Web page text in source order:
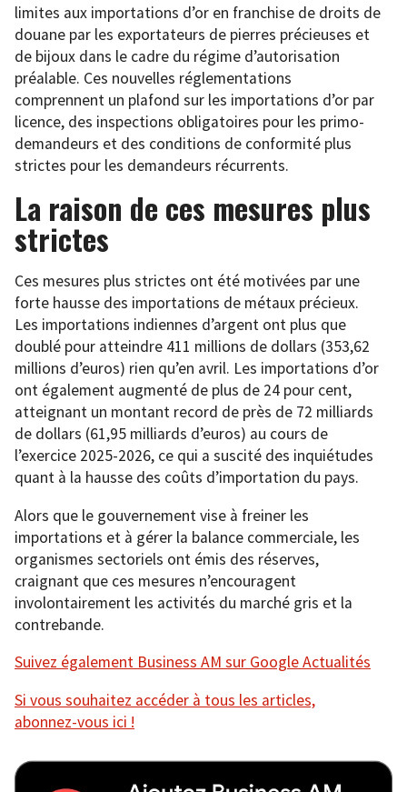
limites aux importations d’or en franchise de droits de
douane par les exportateurs de pierres précieuses et
de bijoux dans le cadre du régime d’autorisation
préalable. Ces nouvelles réglementations
comprennent un plafond sur les importations d’or par
licence, des inspections obligatoires pour les primo-
demandeurs et des conditions de conformité plus
strictes pour les demandeurs récurrents.
La raison de ces mesures plus
strictes
Ces mesures plus strictes ont été motivées par une
forte hausse des importations de métaux précieux.
Les importations indiennes d’argent ont plus que
doublé pour atteindre 411 millions de dollars (353,62
millions d’euros) rien qu’en avril. Les importations d’or
ont également augmenté de plus de 24 pour cent,
atteignant un montant record de près de 72 milliards
de dollars (61,95 milliards d’euros) au cours de
l’exercice 2025-2026, ce qui a suscité des inquiétudes
quant à la hausse des coûts d’importation du pays.
Alors que le gouvernement vise à freiner les
importations et à gérer la balance commerciale, les
organismes sectoriels ont émis des réserves,
craignant que ces mesures n’encouragent
involontairement les activités du marché gris et la
contrebande.
Suivez également Business AM sur Google Actualités
Si vous souhaitez accéder à tous les articles,
abonnez-vous ici !